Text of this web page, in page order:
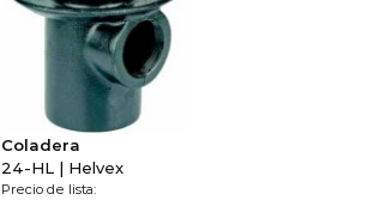
Coladera
24-HL | Helvex
Precio de lista: